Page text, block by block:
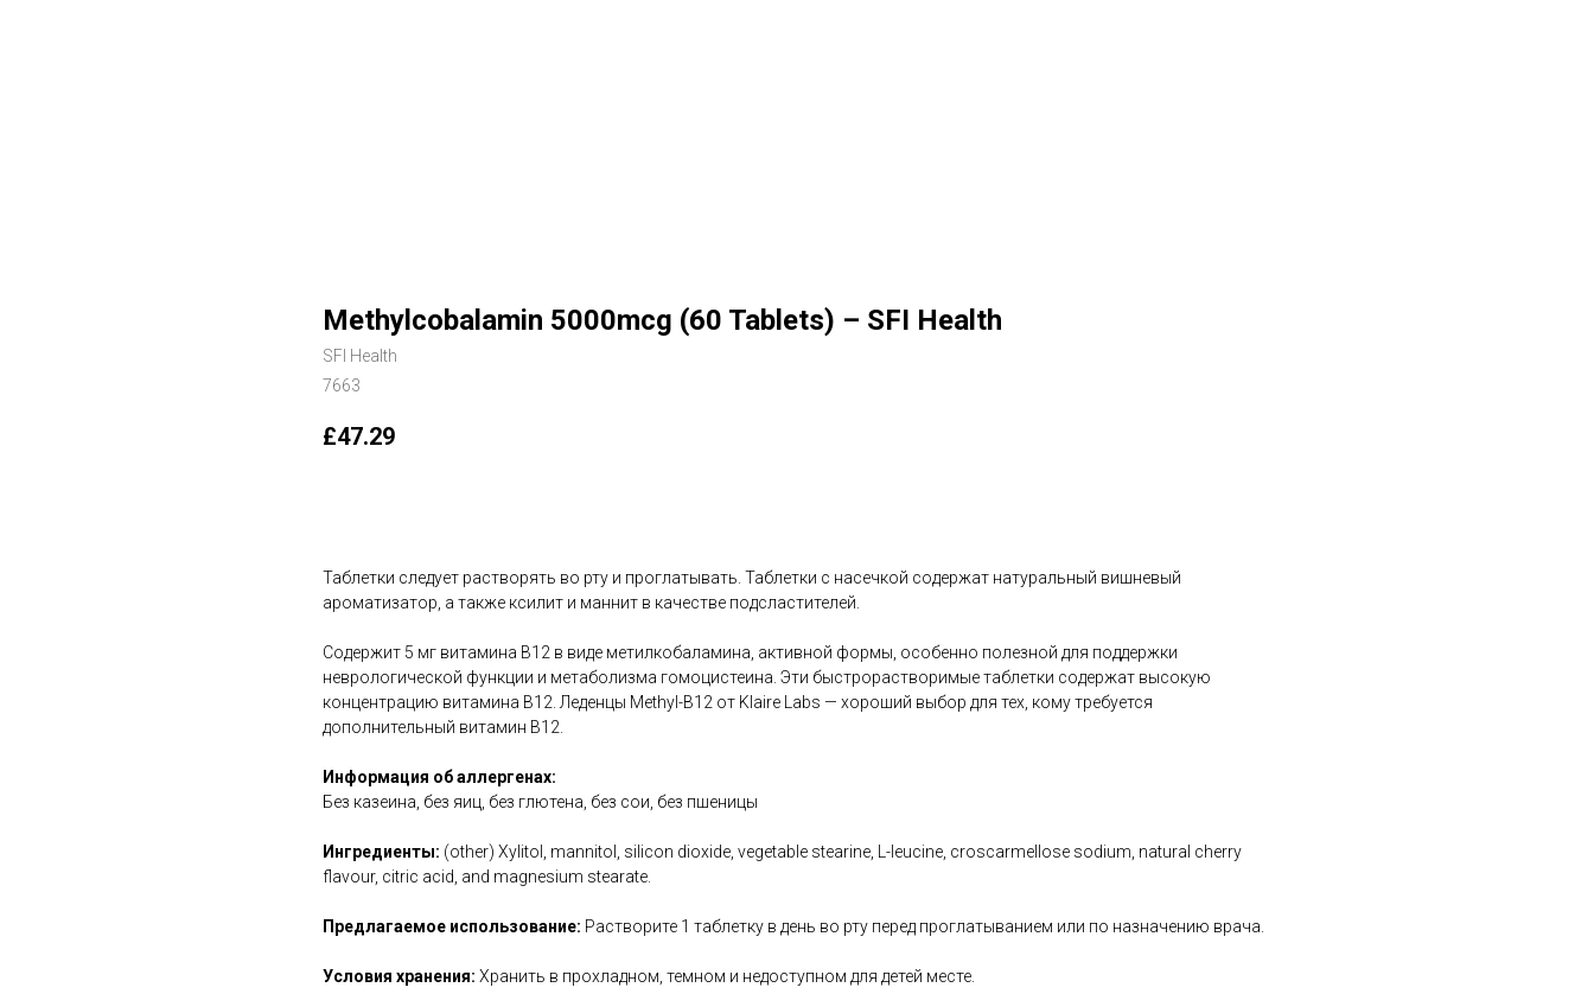
Methylcobalamin 5000mcg (60 Tablets) – SFI Health
SFI Health
7663
£47.29
Таблетки следует растворять во рту и проглатывать. Таблетки с насечкой содержат натуральный вишневый
ароматизатор, а также ксилит и маннит в качестве подсластителей.
Содержит 5 мг витамина B12 в виде метилкобаламина, активной формы, особенно полезной для поддержки
неврологической функции и метаболизма гомоцистеина. Эти быстрорастворимые таблетки содержат высокую
концентрацию витамина B12. Леденцы Methyl-B12 от Klaire Labs — хороший выбор для тех, кому требуется
дополнительный витамин B12.
Информация об аллергенах:
Без казеина, без яиц, без глютена, без сои, без пшеницы
Ингредиенты: (other) Xylitol, mannitol, silicon dioxide, vegetable stearine, L-leucine, croscarmellose sodium, natural cherry
flavour, citric acid, and magnesium stearate.
Предлагаемое использование: Растворите 1 таблетку в день во рту перед проглатыванием или по назначению врача.
Условия хранения: Хранить в прохладном, темном и недоступном для детей месте.